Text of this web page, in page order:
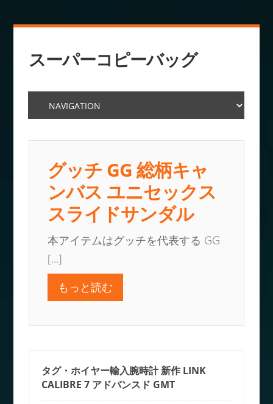
スーパーコピーバッグ
グッチ GG 総柄キャ
ンバス ユニセックス
スライドサンダル
本アイテムはグッチを代表する GG
[...]
もっと読む
タグ・ホイヤー輸入腕時計 新作 LINK
CALIBRE 7 アドバンスド GMT